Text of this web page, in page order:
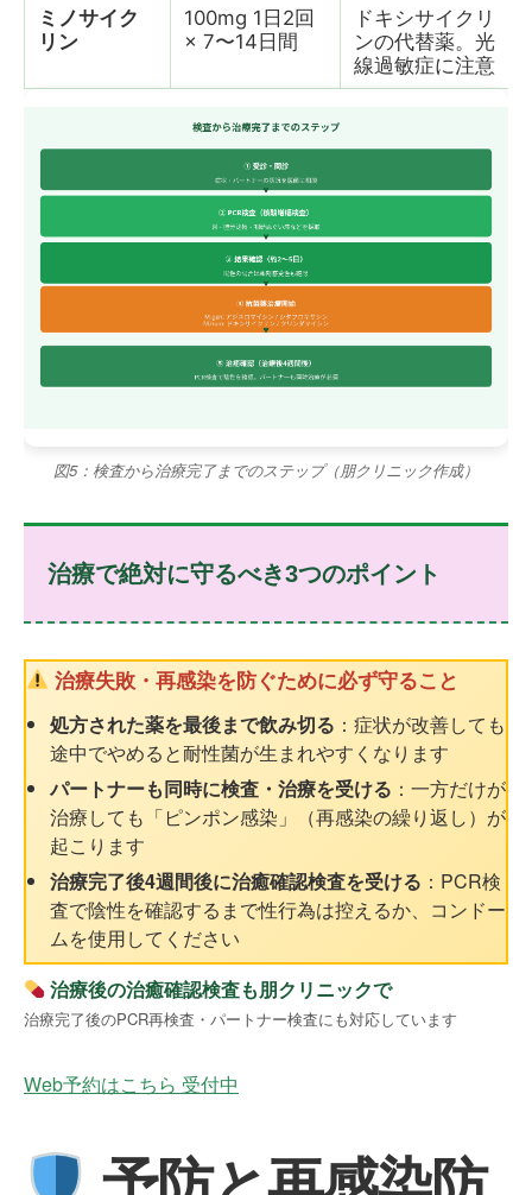
ミノサイク
リン
100mg 1日2回
× 7〜14日間
ドキシサイクリ
ンの代替薬。光
線過敏症に注意
図5：検査から治療完了までのステップ（朋クリニック作成）
治療で絶対に守るべき3つのポイント
治療失敗・再感染を防ぐために必ず守ること
処方された薬を最後まで飲み切る ：症状が改善しても
途中でやめると耐性菌が生まれやすくなります
パートナーも同時に検査・治療を受ける ：一方だけが
治療しても「ピンポン感染」（再感染の繰り返し）が
起こります
治療完了後4週間後に治癒確認検査を受ける ：PCR検
査で陰性を確認するまで性行為は控えるか、コンドー
ムを使用してください
治療後の治癒確認検査も朋クリニックで
治療完了後のPCR再検査・パートナー検査にも対応しています
Web予約はこちら 受付中